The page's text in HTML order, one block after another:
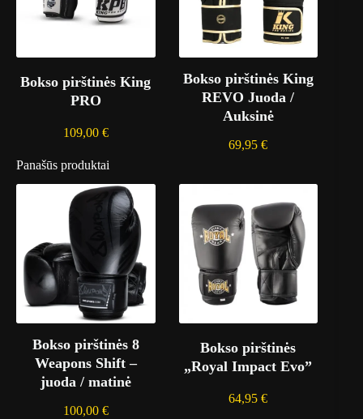
Bokso pirštinės King
PRO
109,00 €
Bokso pirštinės King
REVO Juoda /
Auksinė
69,95€
Panašūs produktai
Bokso pirštinės 8
Weapons Shift –
juoda / matinė
100,00 €
Bokso pirštinės
„Royal Impact Evo”
64,95€